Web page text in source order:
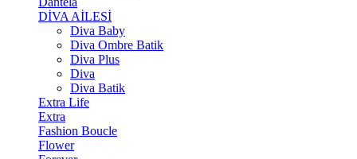
DİVA AİLESİ
Diva Baby
Diva Ombre Batik
Diva Plus
Diva
Diva Batik
Extra Life
Extra
Fashion Boucle
Flower